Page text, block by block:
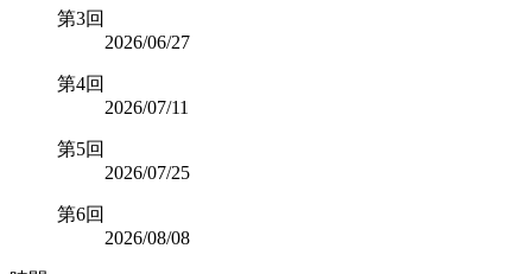
第3回
2026/06/27
第4回
2026/07/11
第5回
2026/07/25
第6回
2026/08/08